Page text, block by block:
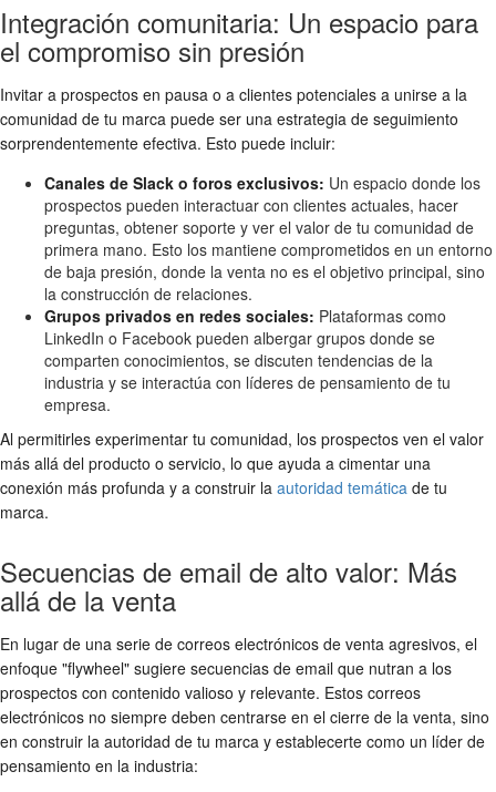
Integración comunitaria: Un espacio para
el compromiso sin presión
Invitar a prospectos en pausa o a clientes potenciales a unirse a la
comunidad de tu marca puede ser una estrategia de seguimiento
sorprendentemente efectiva. Esto puede incluir:
Canales de Slack o foros exclusivos: Un espacio donde los
prospectos pueden interactuar con clientes actuales, hacer
preguntas, obtener soporte y ver el valor de tu comunidad de
primera mano. Esto los mantiene comprometidos en un entorno
de baja presión, donde la venta no es el objetivo principal, sino
la construcción de relaciones.
Grupos privados en redes sociales: Plataformas como
LinkedIn o Facebook pueden albergar grupos donde se
comparten conocimientos, se discuten tendencias de la
industria y se interactúa con líderes de pensamiento de tu
empresa.
Al permitirles experimentar tu comunidad, los prospectos ven el valor
más allá del producto o servicio, lo que ayuda a cimentar una
conexión más profunda y a construir la autoridad temática de tu
marca.
Secuencias de email de alto valor: Más
allá de la venta
En lugar de una serie de correos electrónicos de venta agresivos, el
enfoque "flywheel" sugiere secuencias de email que nutran a los
prospectos con contenido valioso y relevante. Estos correos
electrónicos no siempre deben centrarse en el cierre de la venta, sino
en construir la autoridad de tu marca y establecerte como un líder de
pensamiento en la industria: